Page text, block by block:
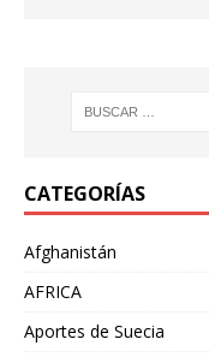
CATEGORÍAS
Afghanistán
AFRICA
Aportes de Suecia